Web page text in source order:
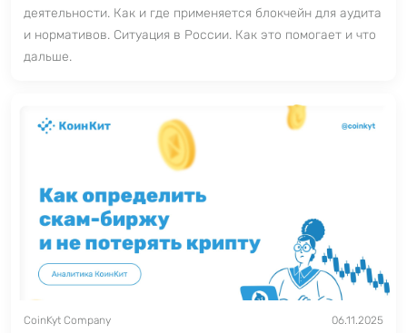
деятельности. Как и где применяется блокчейн для аудита
и нормативов. Ситуация в России. Как это помогает и что
дальше.
CoinKyt Company 06.11.2025